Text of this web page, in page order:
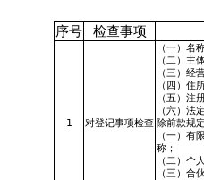
序号 检查事项
1 对登记事项检查
（一）名
（二）主
（三）经
（四）住
（五）注
（六）法
除前款规
（一）有
称；
（二）个
（三）合